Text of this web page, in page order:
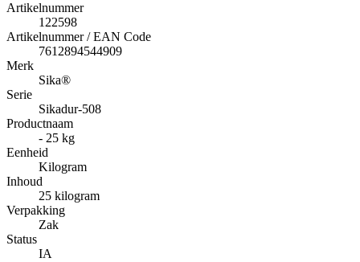
Artikelnummer
122598
Artikelnummer / EAN Code
7612894544909
Merk
Sika®
Serie
Sikadur-508
Productnaam
- 25 kg
Eenheid
Kilogram
Inhoud
25 kilogram
Verpakking
Zak
Status
IA